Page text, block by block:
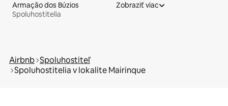
Armação dos Búzios
Spoluhostitelia
Zobraziť viac
Airbnb Spoluhostiteľ
Spoluhostitelia v lokalite Mairinque